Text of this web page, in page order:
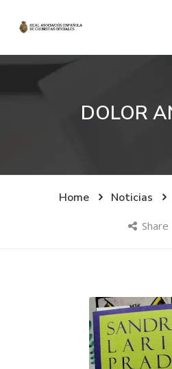
DOLOR
Home Noticias
Share